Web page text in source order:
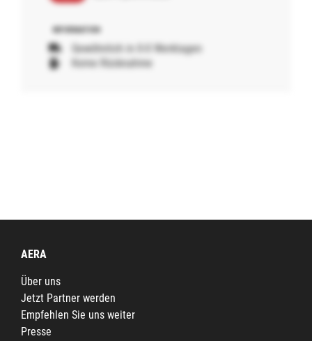
Gewöhnlich in 0-0 Werktagen
Keine Rücknahme
AERA
Über uns
Jetzt Partner werden
Empfehlen Sie uns weiter
Presse